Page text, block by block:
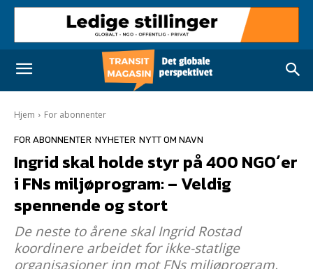
Hjem For abonnenter
FOR ABONNENTER NYHETER NYTT OM NAVN
Ingrid skal holde styr på 400 NGO´er
i FNs miljøprogram: – Veldig
spennende og stort
De neste to årene skal Ingrid Rostad
koordinere arbeidet for ikke-statlige
organisasjoner inn mot FNs miljøprogram,